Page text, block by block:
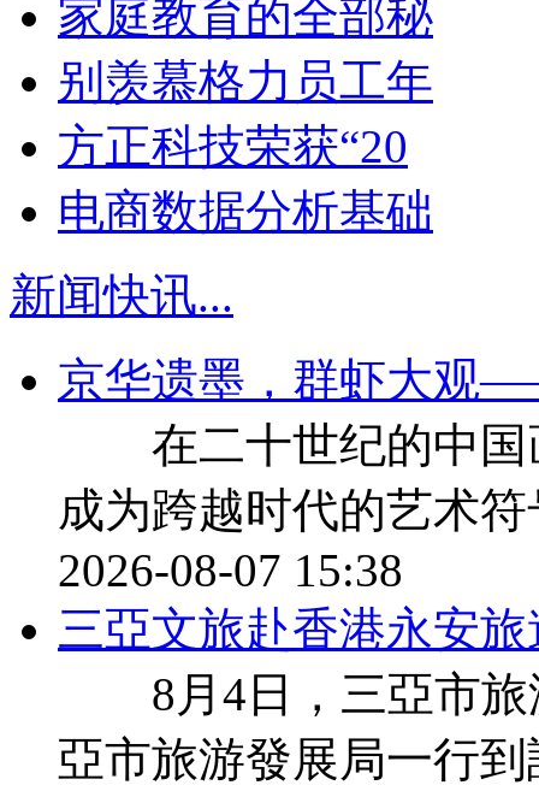
家庭教育的全部秘
别羡慕格力员工年
方正科技荣获“20
电商数据分析基础
新闻快讯...
京华遗墨，群虾大观
在二十世纪的中国
成为跨越时代的艺术
2026-08-07 15:38
三亞文旅赴香港永安
8月4日，三亞市旅
亞市旅游發展局一行